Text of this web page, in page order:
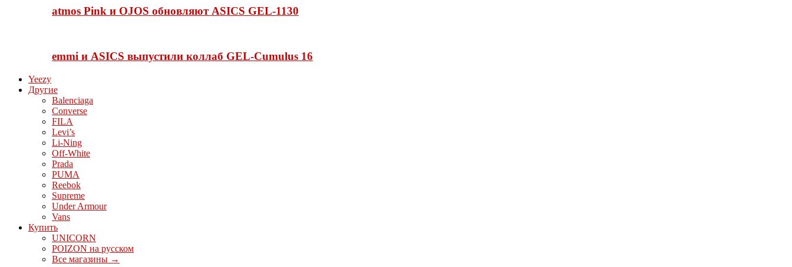
atmos Pink и OJOS обновляют ASICS GEL-1130
emmi и ASICS выпустили коллаб GEL-Cumulus 16
Yeezy
Другие
Balenciaga
Converse
FILA
Levi’s
Li-Ning
Off-White
Prada
PUMA
Reebok
Supreme
Under Armour
Vans
Купить
UNICORN
POIZON на русском
Все магазины →